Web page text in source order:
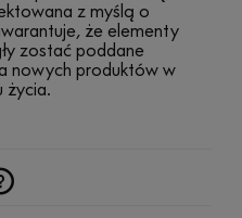
z myślą o
że elementy
zostać poddane
nowych produktów w
życia.
płatności